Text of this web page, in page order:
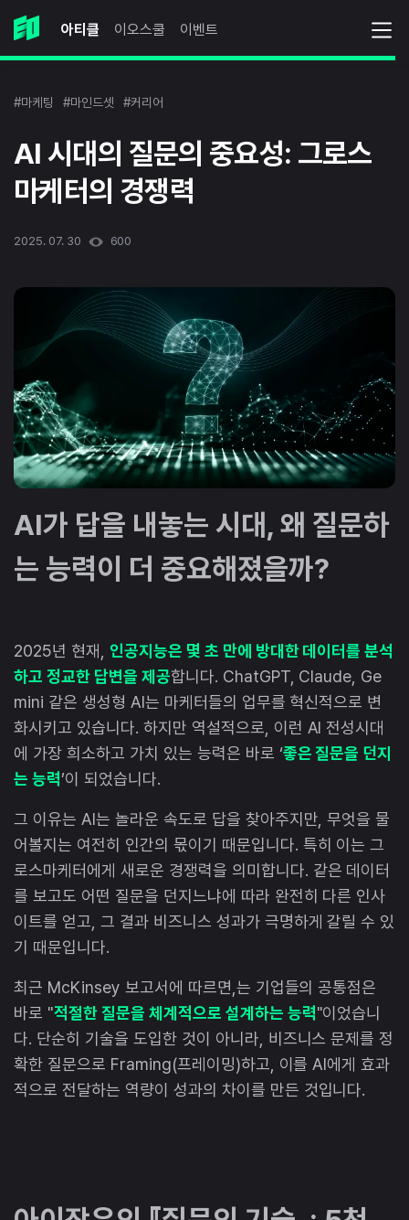
아티클 이오스쿨 이벤트
#마케팅 #마인드셋 #커리어
AI 시대의 질문의 중요성: 그로스
마케터의 경쟁력
2025. 07. 30 600
AI가 답을 내놓는 시대, 왜 질문하
는 능력이 더 중요해졌을까?
2025년 현재, 인공지능은 몇 초 만에 방대한 데이터를 분석
하고 정교한 답변을 제공합니다. ChatGPT, Claude, Ge
mini 같은 생성형 AI는 마케터들의 업무를 혁신적으로 변
화시키고 있습니다. 하지만 역설적으로, 이런 AI 전성시대
에 가장 희소하고 가치 있는 능력은 바로 ‘좋은 질문을 던지
는 능력’이 되었습니다.
그 이유는 AI는 놀라운 속도로 답을 찾아주지만, 무엇을 물
어볼지는 여전히 인간의 몫이기 때문입니다. 특히 이는 그
로스마케터에게 새로운 경쟁력을 의미합니다. 같은 데이터
를 보고도 어떤 질문을 던지느냐에 따라 완전히 다른 인사
이트를 얻고, 그 결과 비즈니스 성과가 극명하게 갈릴 수 있
기 때문입니다.
최근 McKinsey 보고서에 따르면,는 기업들의 공통점은
바로 "적절한 질문을 체계적으로 설계하는 능력"이었습니
다. 단순히 기술을 도입한 것이 아니라, 비즈니스 문제를 정
확한 질문으로 Framing(프레이밍)하고, 이를 AI에게 효과
적으로 전달하는 역량이 성과의 차이를 만든 것입니다.